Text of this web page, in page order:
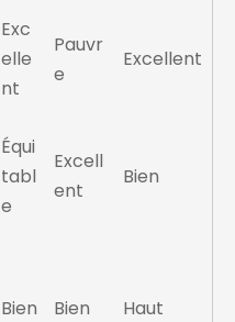
Exc
elle
nt
Pauvr
e
Excellent
Équi
tabl
e
Excell
ent
Bien
Bien Bien Haut